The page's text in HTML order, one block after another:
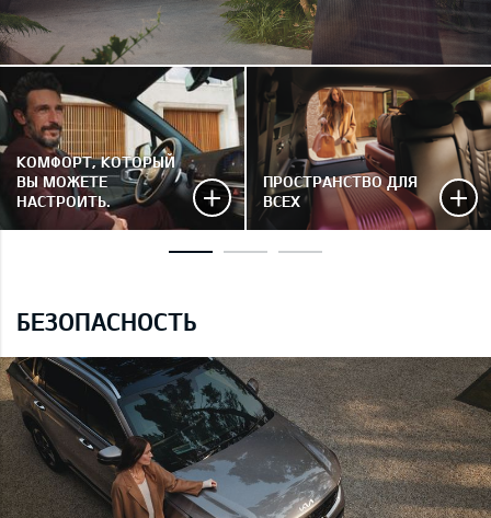
КОМФОРТ, КОТОРЫЙ
ВЫ МОЖЕТЕ
НАСТРОИТЬ.
ПРОСТРАНСТВО ДЛЯ
ВСЕХ
БЕЗОПАСНОСТЬ